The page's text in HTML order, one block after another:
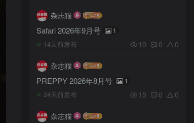
杂志猫
Safari 2026年9月号 1
14天前发布 10 0 0
杂志猫
PREPPY 2026年8月号 1
24天前发布 15 0 0
杂志猫